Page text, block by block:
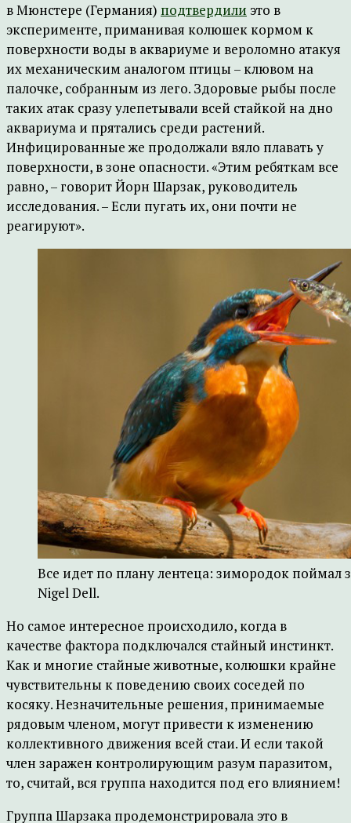
в Мюнстере (Германия) подтвердили это в
эксперименте, приманивая колюшек кормом к
поверхности воды в аквариуме и вероломно атакуя
их механическим аналогом птицы – клювом на
палочке, собранным из лего. Здоровые рыбы после
таких атак сразу улепетывали всей стайкой на дно
аквариума и прятались среди растений.
Инфицированные же продолжали вяло плавать у
поверхности, в зоне опасности. «Этим ребяткам все
равно, – говорит Йорн Шарзак, руководитель
исследования. – Если пугать их, они почти не
реагируют».
Все идет по плану лентеца: зимородок
Nigel Dell.
Но самое интересное происходило, когда в
качестве фактора подключался стайный инстинкт.
Как и многие стайные животные, колюшки крайне
чувствительны к поведению своих соседей по
косяку. Незначительные решения, принимаемые
рядовым членом, могут привести к изменению
коллективного движения всей стаи. И если такой
член заражен контролирующим разум паразитом,
то, считай, вся группа находится под его влиянием!
Группа Шарзака продемонстрировала это в